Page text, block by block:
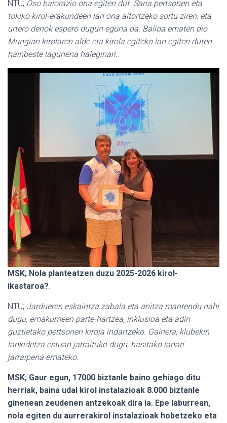
NTU; Oso balorazio ona egiten dut. Saria pertsonen eta
tokiko kirol-erakundeen lan ona aitortzeko sortu ziren, eta
urtero denok espero dugun eguna da. Balioa ematen dio
Mungian kirolaren alde eta kirola egiteko lan egiten duten
hainbeste lagunena haleginari..
MSK; Nola planteatzen duzu 2025-2026 kirol-
ikastaroa?.
NTU; Jardueren eskaintza zabala eta anitza mantendu nahi
dugu, emakumeen parte-hartzea, inklusioa eta adin
guztietako pertsonen kirola indartzeko. Gainera, klubekin
lankidetza estuan jarraituko dugu, hasitako lanari
jarraipena emateko.
MSK; Gaur egun, 17000 biztanle baino gehiago ditu
herriak, baina udal kirol instalazioak 8.000 biztanle
ginenean zeudenen antzekoak dira ia. Epe laburrean,
nola egiten du aurrerakirol instalazioak hobetzeko eta